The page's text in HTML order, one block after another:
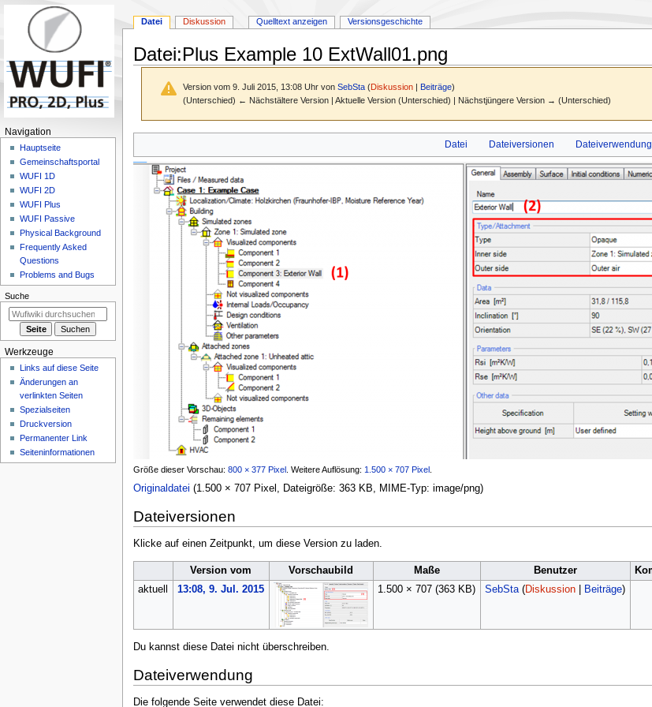
Datei:Plus Example 10 ExtWall01.png
Version vom 9. Juli 2015, 13:08 Uhr vonSebSta (Diskussion Beiträge)
(Unterschied) ← Nächstältere Version | Aktuelle Version (Unterschied) | Nächstjüngere Version → (Unterschied)
Navigation
springen
Suche
springen
Datei Dateiversionen Dateiverwendung
Größe dieser Vorschau: 800 × 377 Pixel. Weitere Auflösung: 1.500 × 707 Pixel.
Originaldatei (1.500 × 707 Pixel, Dateigröße: 363 KB, MIME-Typ: image/png)
Dateiversionen
Klicke auf einen Zeitpunkt, um diese Version zu laden.
Version vom Vorschaubild Maße Benutzer
aktuell
13:08, 9. Jul. 2015 1.500 × 707 (363 KB) SebSta (Diskussion| Beiträge)
Du kannst diese Datei nicht überschreiben.
Dateiverwendung
Die folgende Seite verwendet diese Datei:
N
n
s
m
e
n
Datei Diskussion Quelltext anzeigen Versionsgeschichte
Navigation
Hauptseite
Gemeinschafts­portal
WUFI 1D
WUFI 2D
WUFI Plus
WUFI Passive
Physical Background
Frequently Asked
Questions
Problems and Bugs
Suche
Werkzeuge
Links auf diese Seite
Änderungen an
verlinkten Seiten
Spezialseiten
Druckversion
Permanenter Link
Seiten­­informationen